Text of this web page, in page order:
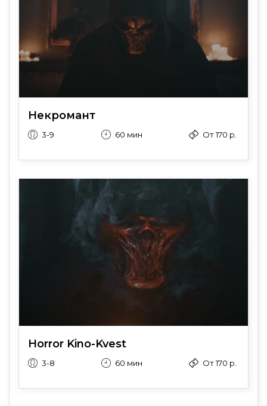
Некромант
3-9 60 мин От 170 р.
Horror Kino-Kvest
3-8 60 мин От 170 р.